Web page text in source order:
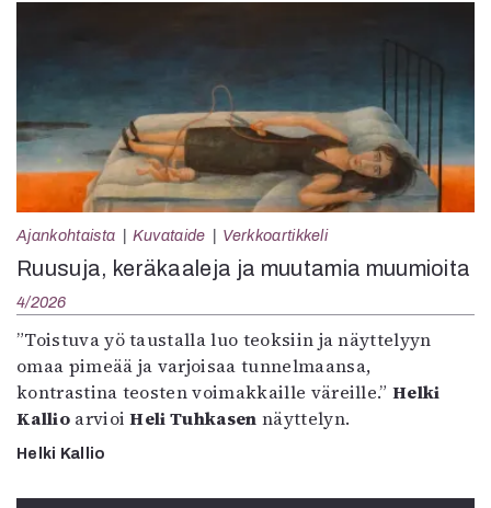
Ajankohtaista Kuvataide Verkkoartikkeli
Ruusuja, keräkaaleja ja muutamia muumioita
4/2026
”Toistuva yö taustalla luo teoksiin ja näyttelyyn
omaa pimeää ja varjoisaa tunnelmaansa,
kontrastina teosten voimakkaille väreille.”Helki
KallioarvioiHeli Tuhkasen näyttelyn.
Helki Kallio